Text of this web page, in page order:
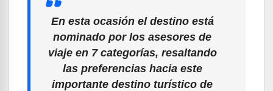
En esta ocasión el destino está
nominado por los asesores de
viaje en 7 categorías, resaltando
las preferencias hacia este
importante destino turístico de